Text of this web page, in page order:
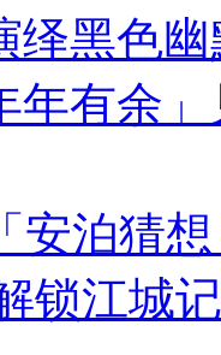
绎黑色
年有余
安泊猜
锁江城